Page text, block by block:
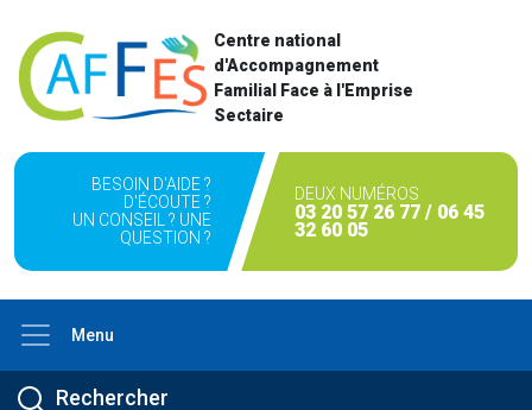
Centre national
d'Accompagnement
Familial Face à l'Emprise
Sectaire
BESOIN D'AIDE ?
D'ÉCOUTE ?
UN CONSEIL ? UNE
QUESTION ?
DEUX NUMÉROS
03 20 57 26 77 / 06 45
32 60 05
Menu